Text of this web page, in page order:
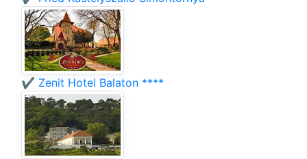
✔️ Zenit Hotel Balaton ****